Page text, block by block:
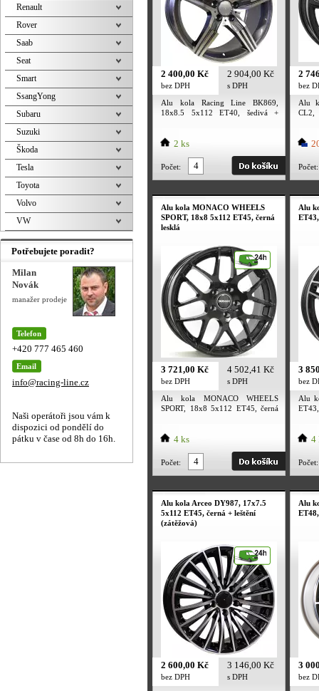
2 400,00 Kč
bez DPH
2 904,00 Kč
s DPH
Alu kola Racing Line BK869,
18x8.5 5x112 ET40, šedivá +
2 ks
Počet:
2
bez
Alu
CL2,
Počet:
Alu kola MONACO WHEELS
SPORT, 18x8 5x112 ET45, černá
lesklá
3 721,00 Kč
bez DPH
4 502,41 Kč
s DPH
Alu kola MONACO WHEELS
SPORT, 18x8 5x112 ET45, černá
4 ks
Počet:
Alu
3
bez
Alu
4
Počet:
Alu kola Arceo DY987, 17x7.5
5x112 ET45, černá + leštění
(zátěžová)
2 600,00 Kč
bez DPH
3 146,00 Kč
s DPH
Alu
3
bez
Renault
Rover
Saab
Seat
Smart
SsangYong
Subaru
Suzuki
Škoda
Tesla
Toyota
Volvo
VW
Potřebujete poradit?
Milan
Novák
manažer prodeje
Telefon
+420 777 465 460
Email
info@racing-line.cz
Naši operátoři jsou vám k
dispozici od pondělí do
pátku v čase od 8h do 16h.